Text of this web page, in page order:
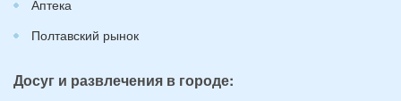
Аптека
Полтавский рынок
Досуг и развлечения в городе: